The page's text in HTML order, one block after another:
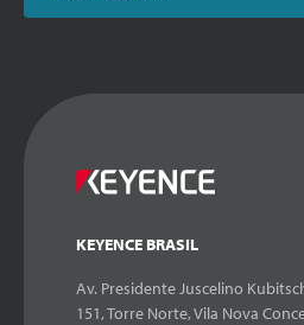
KEYENCE BRASIL
Av. Presidente Juscelino
151, Torre Norte, Vila Nova